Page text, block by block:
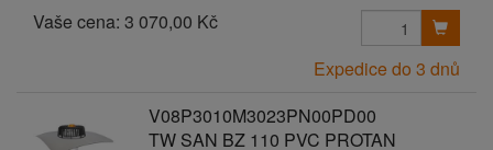
Vaše cena: 3 070,00 Kč
Expedice do 3 dnů
V08P3010M3023PN00PD00
TW SAN BZ 110 PVC PROTAN